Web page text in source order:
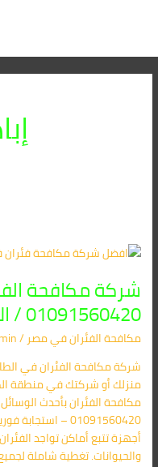
شركة مكافحة
01091560420 / الأقرب اليك
مكافحة الفئران​ في مصر/
شركة مكافحة الفئران في
منزلك أو شركتك في منطقة
مكافحة الفئران بأحدث
01091560420 –
أجهزة تتبع أماكن تواجد
والحيوانات. تغطية شاملة
شركة
الفئران
فى
الطالبية
01091560420
/
الأقرب
اليك